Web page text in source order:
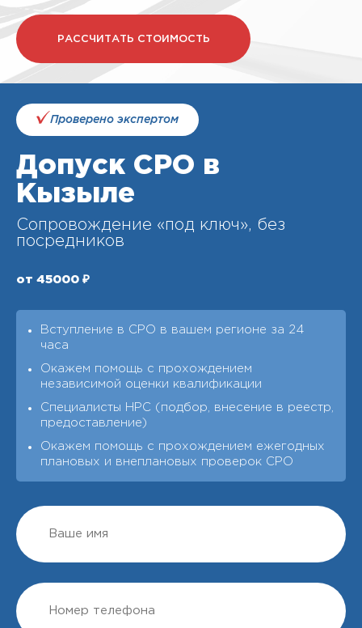
РАССЧИТАТЬ СТОИМОСТЬ
Проверено экспертом
Допуск СРО в
Кызыле
Сопровождение «под ключ», без
посредников
от 45000 ₽
Вступление в СРО в вашем регионе за 24
часа
Окажем помощь с прохождением
независимой оценки квалификации
Специалисты НРС (подбор, внесение в реестр,
предоставление)
Окажем помощь с прохождением ежегодных
плановых и внеплановых проверок СРО